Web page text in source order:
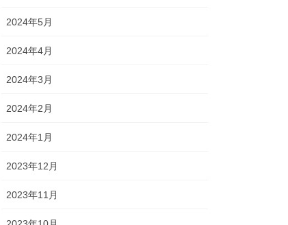
2024年5月
2024年4月
2024年3月
2024年2月
2024年1月
2023年12月
2023年11月